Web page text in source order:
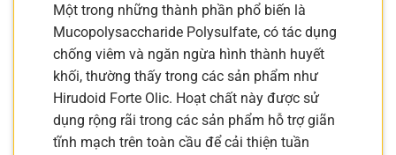
Một trong những thành phần phổ biến là
Mucopolysaccharide Polysulfate, có tác dụng
chống viêm và ngăn ngừa hình thành huyết
khối, thường thấy trong các sản phẩm như
Hirudoid Forte Olic. Hoạt chất này được sử
dụng rộng rãi trong các sản phẩm hỗ trợ giãn
tĩnh mạch trên toàn cầu để cải thiện tuần